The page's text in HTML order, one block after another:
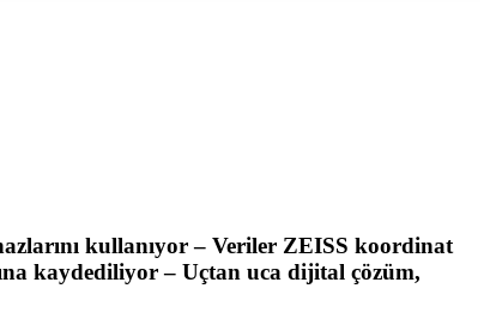
kullanıyor – Veriler ZEISS koordinat
kaydediliyor – Uçtan uca dijital çözüm,